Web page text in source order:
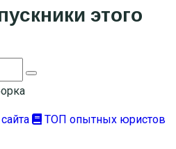
этого
ТОП опытных юристов